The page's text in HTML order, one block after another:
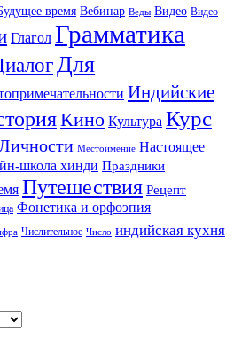
время Вебинар Веды Видео Видео
Глагол Грамматика
Для
Индийские
Кино Культура Курс
Местоимение Настоящее
школа хинди Праздники
Путешествия Рецепт
Фонетика и орфоэпия
Числительное Число индийская кухня